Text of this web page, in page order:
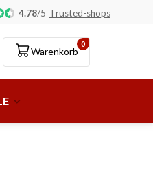
an eine Paketstation
4.78/5 Trusted-shops
0
Warenkorb